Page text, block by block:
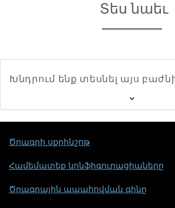
Տես նաեւ
Խնդրում ենք տեսնել այս բաժնի
Ծրագրի սքրինշոթ
Համեմատեք կոնֆիգուրացիաները
Ծրագրային ապահովման գինը